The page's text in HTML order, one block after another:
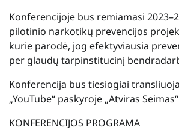
Konferencijoje bus remiamasi
pilotinio narkotikų prevencijos
kurie parodė, jog efektyviausia
per glaudų tarpinstitucinį
Konferencija bus tiesiogiai
„YouTube“ paskyroje „Atviras
KONFERENCIJOS PROGRAMA